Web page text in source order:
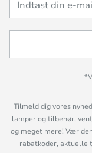
Tilmeld dig vores
lamper og tilbehør,
og meget mere! Vær
rabatkoder, aktuelle